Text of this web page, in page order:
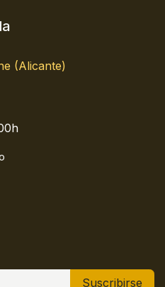
(Alicante)
Suscribirse